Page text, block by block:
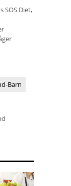
SOS Diet,
Barn